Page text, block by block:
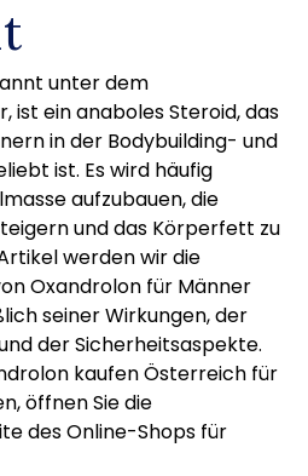
unter dem
ist ein anaboles Steroid, das
in der Bodybuilding- und
ist. Es wird häufig
aufzubauen, die
und das Körperfett zu
werden wir die
Oxandrolon für Männer
seiner Wirkungen, der
der Sicherheitsaspekte.
kaufen Österreich für
öffnen Sie die
des Online-Shops für